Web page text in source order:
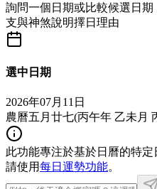
詢問一個日期或比較候選日
支與神煞說明擇日理由
選中日期
2026年07月11日
農曆五月廿七(丙午年 乙未月
此功能專注於基於日曆的特定
請使用每日運勢功能。